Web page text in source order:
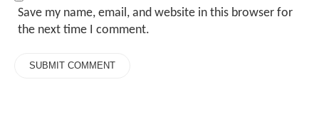
Save my name, email, and website in this browser for
the next time I comment.